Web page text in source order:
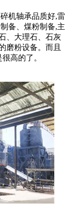
机轴承品质好,雷
备、煤粉制备,主
、大理石、石灰
磨粉设备。而且
高的了。